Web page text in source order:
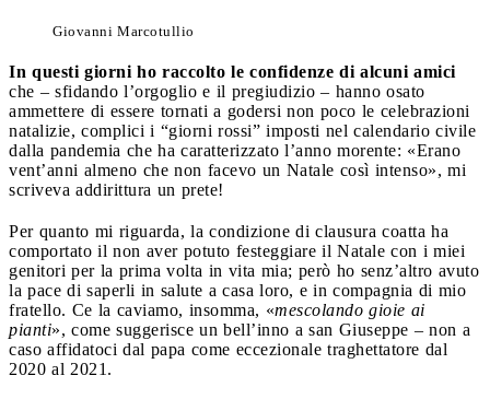
Giovanni Marcotullio
In questi giorni ho raccolto le confidenze di alcuni amici
che – sfidando l’orgoglio e il pregiudizio – hanno osato
ammettere di essere tornati a godersi non poco le celebrazioni
natalizie, complici i “giorni rossi” imposti nel calendario civile
dalla pandemia che ha caratterizzato l’anno morente: «Erano
vent’anni almeno che non facevo un Natale così intenso», mi
scriveva addirittura un prete!
Per quanto mi riguarda, la condizione di clausura coatta ha
comportato il non aver potuto festeggiare il Natale con i miei
genitori per la prima volta in vita mia; però ho senz’altro avuto
la pace di saperli in salute a casa loro, e in compagnia di mio
fratello. Ce la caviamo, insomma, «mescolando gioie ai
pianti», come suggerisce un bell’inno a san Giuseppe – non a
caso affidatoci dal papa come eccezionale traghettatore dal
2020 al 2021.